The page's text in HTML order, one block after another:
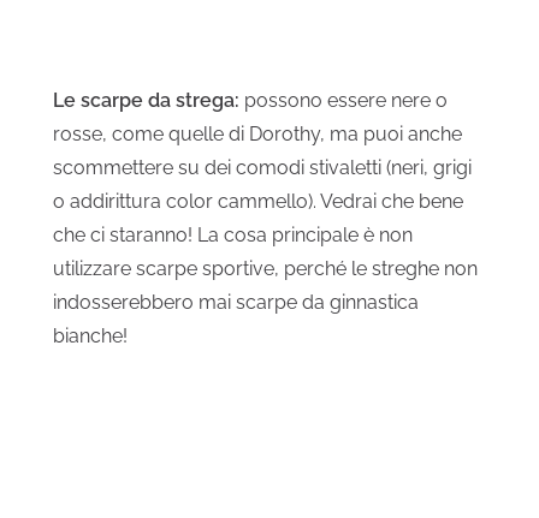
Le scarpe da strega: possono essere nere o
rosse, come quelle di Dorothy, ma puoi anche
scommettere su dei comodi stivaletti (neri, grigi
o addirittura color cammello). Vedrai che bene
che ci staranno! La cosa principale è non
utilizzare scarpe sportive, perché le streghe non
indosserebbero mai scarpe da ginnastica
bianche!